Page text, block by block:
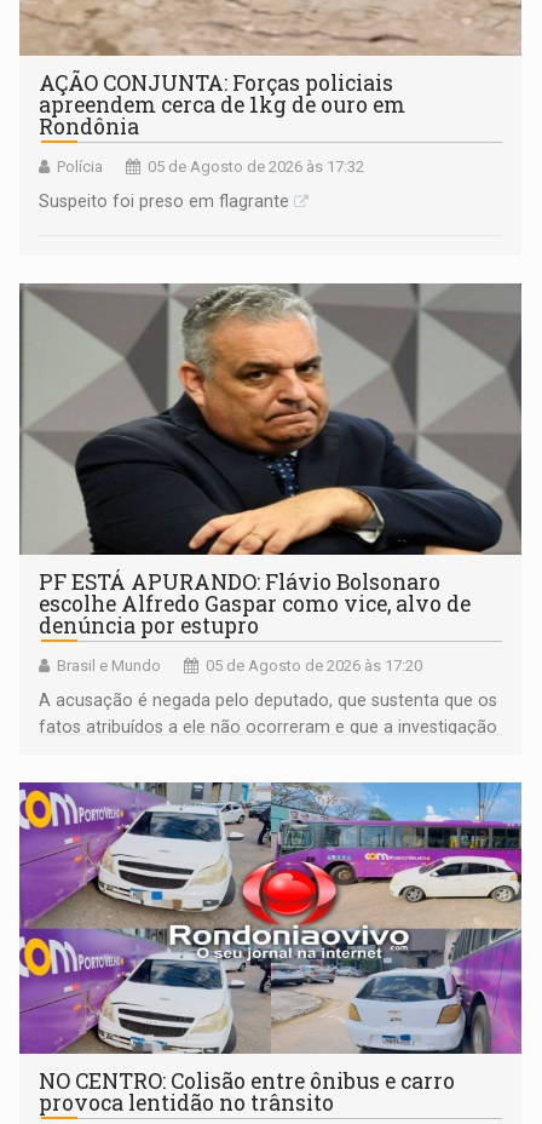
AÇÃO CONJUNTA: Forças policiais
apreendem cerca de 1kg de ouro em
Rondônia
Polícia 05 de Agosto de 2026 às 17:32
Suspeito foi preso em flagrante
PF ESTÁ APURANDO: Flávio Bolsonaro
escolhe Alfredo Gaspar como vice, alvo de
denúncia por estupro
Brasil e Mundo 05 de Agosto de 2026 às 17:20
A acusação é negada pelo deputado, que sustenta que os
fatos atribuídos a ele não ocorreram e que a investigação
NO CENTRO: Colisão entre ônibus e carro
provoca lentidão no trânsito